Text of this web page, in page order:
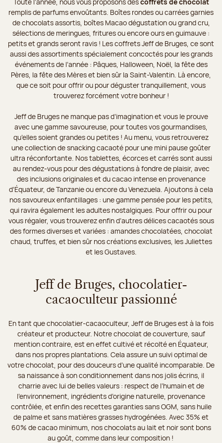
remplis de parfums envoûtants. Boîtes rondes ou carrées garnies
de chocolats assortis, boîtes Macao dégustation ou grand cru,
sélections de meringues, fritures ou encore ours en guimauve :
petits et grands seront ravis ! Les coffrets Jeff de Bruges, ce sont
aussi des assortiments spécialement concoctés pour les grands
événements de l’année : Pâques, Halloween, Noël, la fête des
Pères, la fête des Mères et bien sûr la Saint-Valentin. Là encore,
que ce soit pour offrir ou pour déguster tranquillement, vous
trouverez forcément votre bonheur !
Jeff de Bruges ne manque pas d’imagination et vous le prouve
avec une gamme savoureuse, pour toutes vos gourmandises,
qu’elles soient grandes ou petites ! Au menu, vous retrouverez
une collection de snacking cacaoté pour une mini pause goûter
ultra réconfortante. Nos tablettes, écorces et carrés sont aussi
au rendez-vous pour des dégustations à fondre de plaisir, avec
des inclusions originales et du cacao intense en provenance
d’Équateur, de Tanzanie ou encore du Venezuela. Ajoutons à cela
nos savoureux enfantillages : une gamme pensée pour les petits,
qui ravira également les adultes nostalgiques. Pour offrir ou pour
vous régaler, vous trouverez enfin d’autres délices cacaotés sous
des formes diverses et variées : amandes chocolatées, chocolat
chaud, truffes, et bien sûr nos créations exclusives, les Juliettes
et les Gustaves.
Jeff de Bruges, chocolatier-
cacaoculteur passionné
En tant que chocolatier-cacaoculteur, Jeff de Bruges est à la fois
créateur et producteur. Notre chocolat de couverture, sauf
mention contraire, est en effet cultivé et récolté en Équateur,
dans nos propres plantations. Cela assure un suivi optimal de
votre chocolat, pour des douceurs d’une qualité incomparable. De
sa naissance à son conditionnement dans nos jolis écrins, il
charrie avec lui de belles valeurs : respect de l’humain et de
l’environnement, ingrédients d’origine naturelle, provenance
contrôlée, et enfin des recettes garanties sans OGM, sans huile
de palme et sans matières grasses hydrogénées. Avec 35% et
60% de cacao minimum, nos chocolats au lait et noir sont bons
au goût, comme dans leur composition !